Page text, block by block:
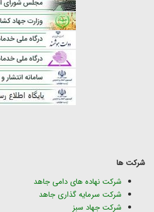
شرکت ها
شرکت نهاده های دامی جاهد
شرکت سرمایه گذاری جاهد
شرکت جهاد سبز